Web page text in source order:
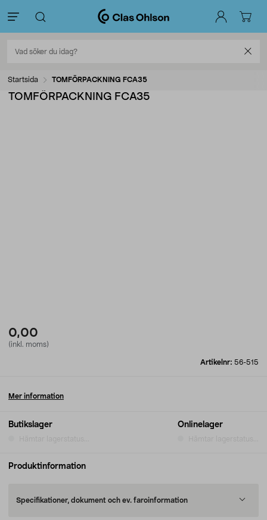
Startsida TOMFÖRPACKNING FCA35
TOMFÖRPACKNING FCA35
0,00
(inkl. moms)
Artikelnr: 56-515
Butikslager Onlinelager
Mer information
Produktinformation
Specifikationer, dokument och ev. faroinformation